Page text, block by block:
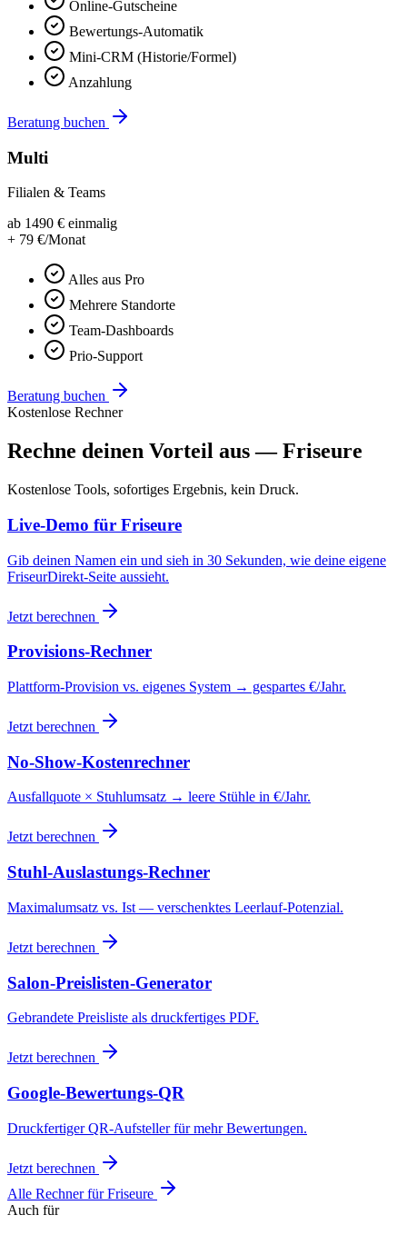
Online-Gutscheine
Bewertungs-Automatik
Mini-CRM (Historie/Formel)
Anzahlung
Beratung buchen
Multi
Filialen & Teams
ab 1490 € einmalig
+ 79 €/Monat
Alles aus Pro
Mehrere Standorte
Team-Dashboards
Prio-Support
Beratung buchen
Kostenlose Rechner
Rechne deinen Vorteil aus — Friseure
Kostenlose Tools, sofortiges Ergebnis, kein Druck.
Live-Demo für Friseure
Gib deinen Namen ein und sieh in 30 Sekunden, wie deine eigene
FriseurDirekt-Seite aussieht.
Jetzt berechnen
Provisions-Rechner
Plattform-Provision vs. eigenes System → gespartes €/Jahr.
Jetzt berechnen
No-Show-Kostenrechner
Ausfallquote × Stuhlumsatz → leere Stühle in €/Jahr.
Jetzt berechnen
Stuhl-Auslastungs-Rechner
Maximalumsatz vs. Ist — verschenktes Leerlauf-Potenzial.
Jetzt berechnen
Salon-Preislisten-Generator
Gebrandete Preisliste als druckfertiges PDF.
Jetzt berechnen
Google-Bewertungs-QR
Druckfertiger QR-Aufsteller für mehr Bewertungen.
Jetzt berechnen
Alle Rechner fürFriseure
Auch für